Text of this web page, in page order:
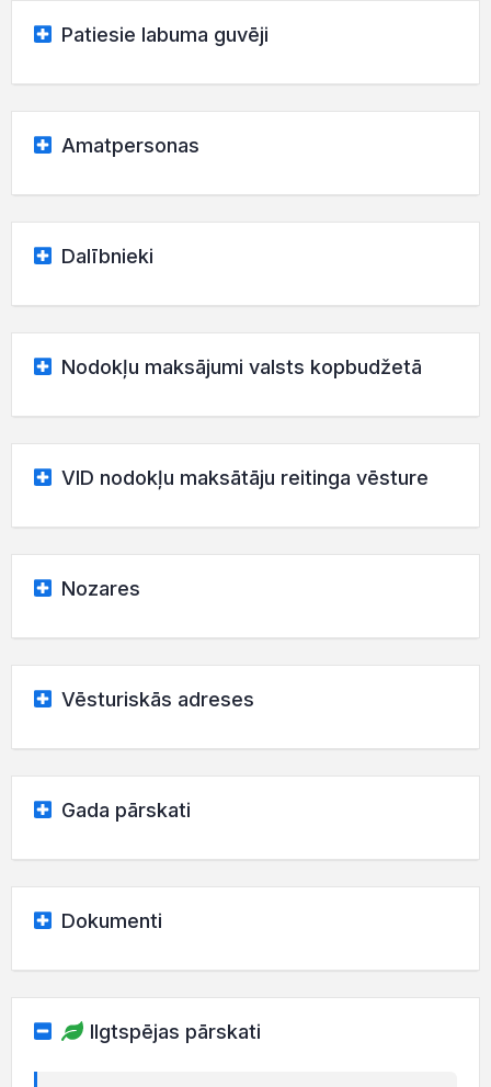
Patiesie labuma guvēji
Amatpersonas
Dalībnieki
Nodokļu maksājumi valsts kopbudžetā
VID nodokļu maksātāju reitinga vēsture
Nozares
Vēsturiskās adreses
Gada pārskati
Dokumenti
Ilgtspējas pārskati